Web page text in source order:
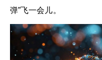
最新动态
长寿指南
知识图谱
弹”飞一会儿。